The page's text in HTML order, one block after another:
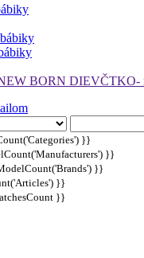
BORN DIEVČTKO-
}}
}}
}}
}}
}}